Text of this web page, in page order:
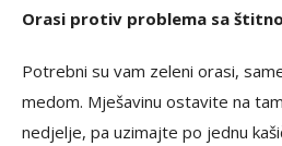
Orasi protiv problema sa
Potrebni su vam zeleni orasi,
medom. Mješavinu ostavite na
nedjelje, pa uzimajte po jednu